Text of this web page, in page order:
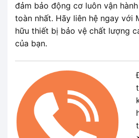
đảm bảo động cơ luôn vận
toàn nhất. Hãy liên hệ ngay với
hữu thiết bị bảo vệ chất lượng
của bạn.